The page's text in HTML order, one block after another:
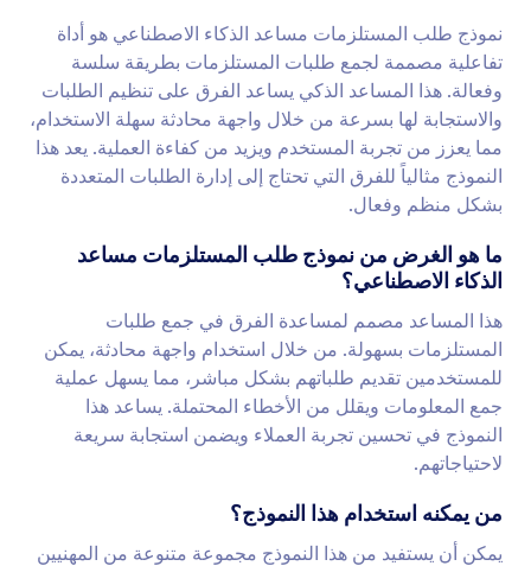
نموذج طلب المستلزمات مساعد الذكاء الاصطناعي هو أداة
تفاعلية مصممة لجمع طلبات المستلزمات بطريقة سلسة
وفعالة. هذا المساعد الذكي يساعد الفرق على تنظيم الطلبات
والاستجابة لها بسرعة من خلال واجهة محادثة سهلة الاستخدام،
مما يعزز من تجربة المستخدم ويزيد من كفاءة العملية. يعد هذا
النموذج مثالياً للفرق التي تحتاج إلى إدارة الطلبات المتعددة
بشكل منظم وفعال.
ما هو الغرض من نموذج طلب المستلزمات مساعد
الذكاء الاصطناعي؟
هذا المساعد مصمم لمساعدة الفرق في جمع طلبات
المستلزمات بسهولة. من خلال استخدام واجهة محادثة، يمكن
للمستخدمين تقديم طلباتهم بشكل مباشر، مما يسهل عملية
جمع المعلومات ويقلل من الأخطاء المحتملة. يساعد هذا
النموذج في تحسين تجربة العملاء ويضمن استجابة سريعة
لاحتياجاتهم.
من يمكنه استخدام هذا النموذج؟
يمكن أن يستفيد من هذا النموذج مجموعة متنوعة من المهنيين